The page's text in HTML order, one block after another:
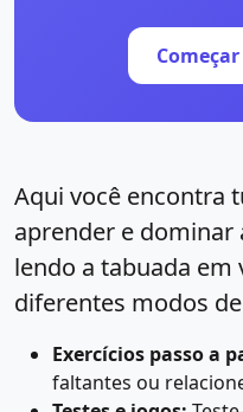
Aqui você encontra
aprender e dominar
lendo a tabuada em
diferentes modos
Exercícios passo a
faltantes ou